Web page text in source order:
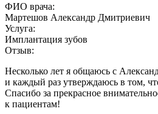
ФИО врача:
Мартешов Александр Дмитриевич
Услуга:
Имплантация зубов
Отзыв:
Несколько лет я общаюсь с
и каждый раз утверждаюсь в том,
Спасибо за прекрасное
к пациентам!